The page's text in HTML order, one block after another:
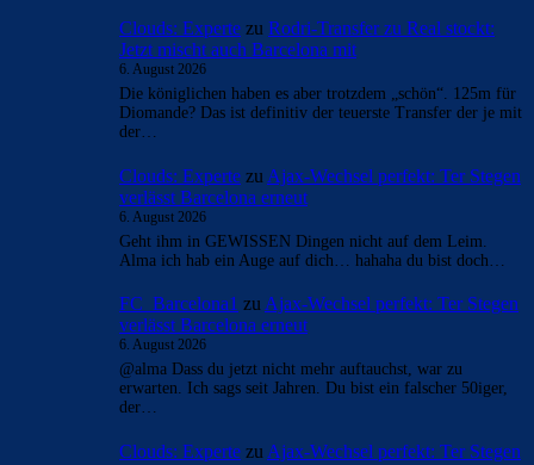
- Anzeige -
AKTUELLE USER-KOMMENTARE
Clouds: Experte zuRodri-Transfer zu Real stockt: